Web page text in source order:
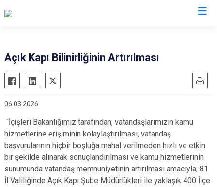
Çerkezköy
Çorlu
Hayrabolu
Malkara
Marmaraereğlisi
Muratlı
Ergene
Kapaklı
Açık Kapı Bilinirliğinin Artırılması
06.03.2026
“İçişleri Bakanlığımız tarafından, vatandaşlarımızın kamu
hizmetlerine erişiminin kolaylaştırılması, vatandaş
başvurularının hiçbir boşluğa mahal verilmeden hızlı ve etkin
bir şekilde alınarak sonuçlandırılması ve kamu hizmetlerinin
sunumunda vatandaş memnuniyetinin artırılması amacıyla; 81
İl Valiliğinde Açık Kapı Şube Müdürlükleri ile yaklaşık 400 İlçe